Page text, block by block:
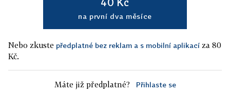
na první dva měsíce
Nebo zkuste předplatné bez reklam a s mobilní aplikací za 80
Kč.
Máte již předplatné? Přihlaste se